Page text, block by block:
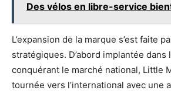
Des vélos en libre-service
L’expansion de la marque s’est faite
stratégiques. D’abord implantée dans
conquérant le marché national, Little
tournée vers l’international avec une